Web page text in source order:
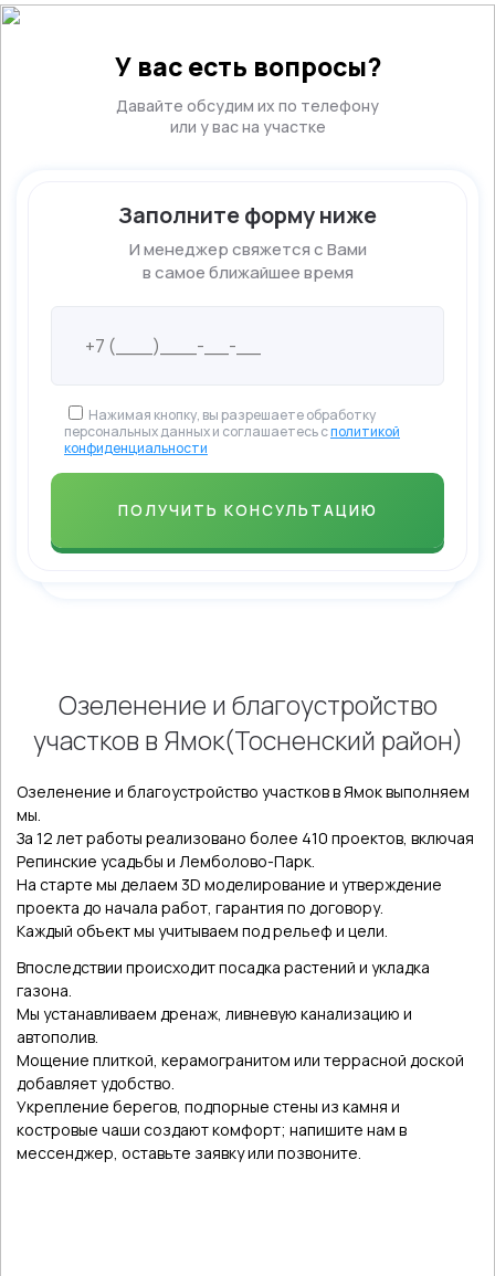
У вас есть вопросы?
Давайте обсудим их по телефону
или у вас на участке
Заполните форму ниже
И менеджер свяжется с Вами
в самое ближайшее время
Нажимая кнопку, вы разрешаете обработку
персональных данных и соглашаетесь сполитикой
конфиденциальности
Озеленение и благоустройство
участков в Ямок(Тосненский район)
Озеленение и благоустройство участков в Ямок выполняем
мы.
За 12 лет работы реализовано более 410 проектов, включая
Репинские усадьбы и Лемболово-Парк.
На старте мы делаем 3D моделирование и утверждение
проекта до начала работ, гарантия по договору.
Каждый объект мы учитываем под рельеф и цели.
Впоследствии происходит посадка растений и укладка
газона.
Мы устанавливаем дренаж, ливневую канализацию и
автополив.
Мощение плиткой, керамогранитом или террасной доской
добавляет удобство.
Укрепление берегов, подпорные стены из камня и
костровые чаши создают комфорт; напишите нам в
мессенджер, оставьте заявку или позвоните.